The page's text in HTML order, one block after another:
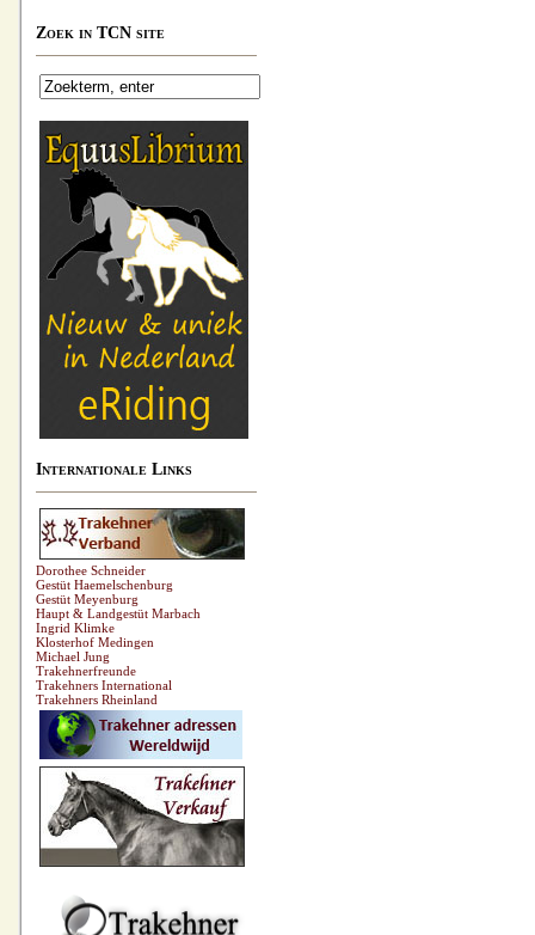
Zoek in TCN site
Internationale Links
Dorothee Schneider
Gestüt Haemelschenburg
Gestüt Meyenburg
Haupt & Landgestüt Marbach
Ingrid Klimke
Klosterhof Medingen
Michael Jung
Trakehnerfreunde
Trakehners International
Trakehners Rheinland